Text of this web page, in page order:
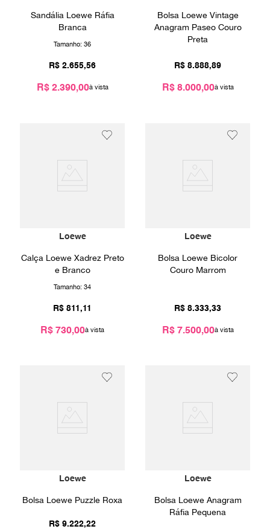
Sandália Loewe Ráfia
Branca
Tamanho: 36
R$ 2.655,56
R$ 2.390,00
Bolsa Loewe Vintage
Anagram Paseo Couro
Preta
R$ 8.888,89
R$ 8.000,00
Loewe
Calça Loewe Xadrez Preto
e Branco
Tamanho: 34
R$ 811 ,11
R$ 730,00
Loewe
Bolsa Loewe Bicolor
Couro Marrom
R$ 8.333,33
R$ 7.500,00
Loewe
Bolsa Loewe Puzzle Roxa
R$ 9.222,22
Loewe
Bolsa Loewe Anagram
Ráfia Pequena